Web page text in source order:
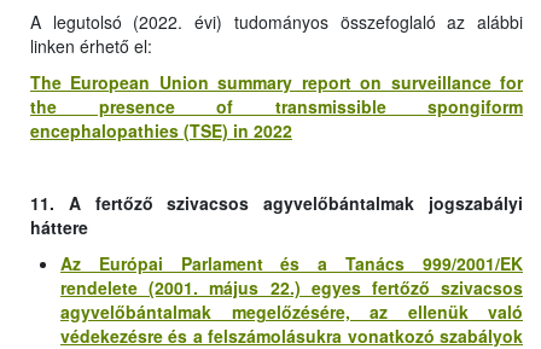
A legutolsó (2022. évi) tudományos összefoglaló az alábbi
linken érhető el:
The European Union summary report on surveillance for
the presence of transmissible spongiform
encephalopathies (TSE) in 2022
11. A fertőző szivacsos agyvelőbántalmak jogszabályi
háttere
Az Európai Parlament és a Tanács 999/2001/EK
rendelete (2001. május 22.) egyes fertőző szivacsos
agyvelőbántalmak megelőzésére, az ellenük való
védekezésre és a felszámolásukra vonatkozó szabályok